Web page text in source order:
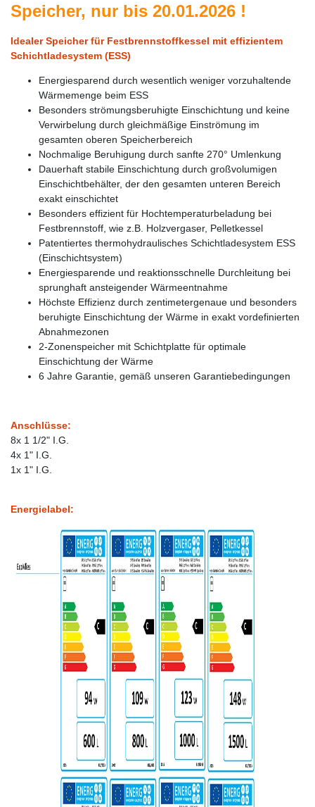
Speicher, nur bis 20.01.2026 !
Idealer Speicher für Festbrennstoffkessel mit effizientem
Schichtladesystem (ESS)
Energiesparend durch wesentlich weniger vorzuhaltende
Wärmemenge beim ESS
Besonders strömungsberuhigte Einschichtung und keine
Verwirbelung durch gleichmäßige Einströmung im
gesamten oberen Speicherbereich
Nochmalige Beruhigung durch sanfte 270° Umlenkung
Dauerhaft stabile Einschichtung durch großvolumigen
Einschichtbehälter, der den gesamten unteren Bereich
exakt einschichtet
Besonders effizient für Hochtemperaturbeladung bei
Festbrennstoff, wie z.B. Holzvergaser, Pelletkessel
Patentiertes thermohydraulisches Schichtladesystem ESS
(Einschichtsystem)
Energiesparende und reaktionsschnelle Durchleitung bei
sprunghaft ansteigender Wärmeentnahme
Höchste Effizienz durch zentimetergenaue und besonders
beruhigte Einschichtung der Wärme in exakt vordefinierten
Abnahmezonen
2-Zonenspeicher mit Schichtplatte für optimale
Einschichtung der Wärme
6 Jahre Garantie, gemäß unseren Garantiebedingungen
Anschlüsse:
8x 1 1/2" I.G.
4x 1" I.G.
1x 1" I.G.
Energielabel: